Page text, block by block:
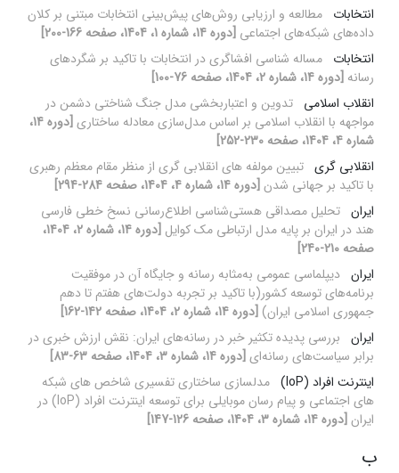
انتخابات مطالعه و ارزیابی روش‌های پیش‌بینی انتخابات مبتنی بر کلان
داده‌های شبکه‌های اجتماعی [دوره 14، شماره 1، 1404، صفحه 166-200]
انتخابات مساله شناسی افشاگری در انتخابات با تاکید بر شگردهای
رسانه [دوره 14، شماره 2، 1404، صفحه 76-100]
انقلاب اسلامی تدوین و اعتباربخشی مدل جنگ شناختی دشمن در
مواجهه با انقلاب اسلامی بر اساس مدل‌سازی معادله ساختاری
[دوره 14،
شماره 4، 1404، صفحه 230-252]
انقلابی گری تبیین مولفه های انقلابی گری از منظر مقام معظم رهبری
با تاکید بر جهانی شدن [دوره 14، شماره 4، 1404، صفحه 284-294]
ایران تحلیل مصداقی هستی‌شناسی اطلاع‌رسانی نسخ خطی فارسی
هند در ایران بر پایه مدل ارتباطی مک کوایل
[دوره 14، شماره 2، 1404،
صفحه 210-240]
ایران دیپلماسی عمومی به‌مثابه رسانه و جایگاه آن در موفقیت
برنامه‌های توسعه کشور(با تاکید بر تجربه دولت‌های هفتم تا دهم
جمهوری اسلامی ایران) [دوره 14، شماره 2، 1404، صفحه 142-162]
ایران بررسی پدیده تکثیر خبر در رسانه‌های ایران: نقش ارزش خبری در
برابر سیاست‌های رسانه‌ای [دوره 14، شماره 3، 1404، صفحه 63-83]
اینترنت افراد (IoP)
مدلسازی ساختاری تفسیری شاخص های شبکه
های اجتماعی و پیام رسان موبایلی برای توسعه اینترنت افراد (IoP) در
ایران [دوره 14، شماره 3، 1404، صفحه 126-147]
ب